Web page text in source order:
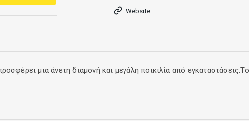
Website
μια άνετη διαμονή και μεγάλη ποικιλία από εγκαταστάσεις.Το